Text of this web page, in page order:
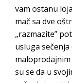
vam ostanu
mač sa dve
„razmazite”
usluga
su se da u